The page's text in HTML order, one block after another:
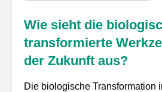
Wie sieht die
transformierte
der Zukunft aus?
Die biologische Transformation